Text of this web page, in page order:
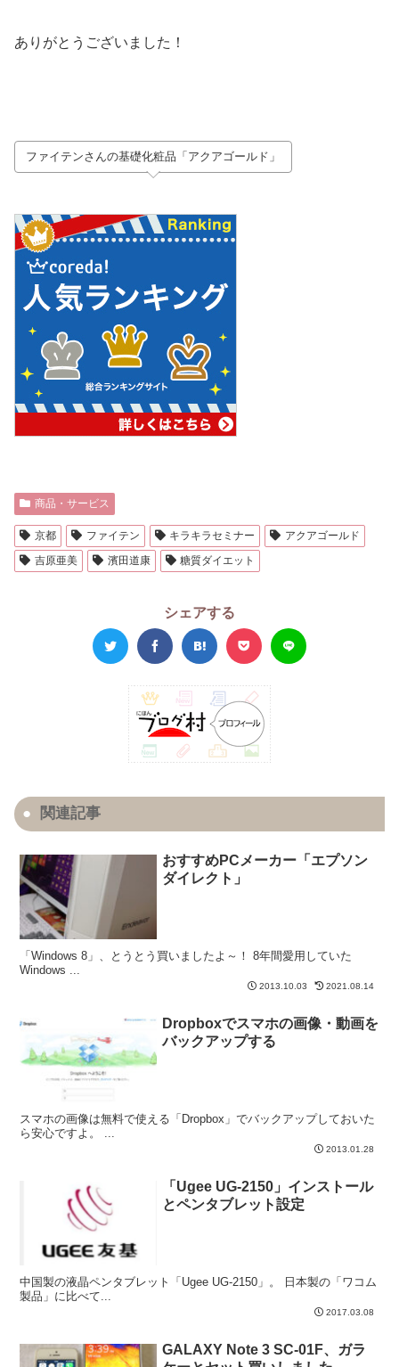
ありがとうございました！
ファイテンさんの基礎化粧品「アクアゴールド」
商品・サービス
京都 ファイテン キラキラセミナー
アクアゴールド
吉原亜美
濱田道康 糖質ダイエット
シェアする
関連記事
おすすめPCメーカー「エプソン
ダイレクト」
「Windows 8」、とうとう買いましたよ～！ 8年間愛用していた
Windows ...
2013.10.03 2021.08.14
Dropboxでスマホの画像・動画を
バックアップする
スマホの画像は無料で使える「Dropbox」でバックアップしておいた
ら安心ですよ。 ...
2013.01.28
「Ugee UG-2150」インストール
とペンタブレット設定
中国製の液晶ペンタブレット「Ugee UG-2150」。 日本製の「ワコム
製品」に比べて...
2017.03.08
GALAXY Note 3 SC-01F、ガラ